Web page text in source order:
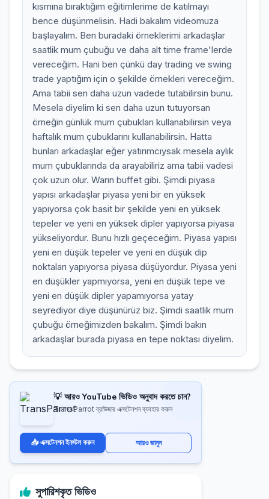
kısmına bıraktığım eğitimlerime de katılmayı
bence düşünmelisin. Hadi bakalım videomuza
başlayalım. Ben buradaki örneklerimi arkadaşlar
saatlik mum çubuğu ve daha alt time frame'lerde
vereceğim. Hani ben çünkü day trading ve swing
trade yaptığım için o şekilde örnekleri vereceğim.
Ama tabii sen daha uzun vadede tutabilirsin bunu.
Mesela diyelim ki sen daha uzun tutuyorsan
örneğin günlük mum çubukları kullanabilirsin veya
haftalık mum çubuklarını kullanabilirsin. Hatta
bunları arkadaşlar eğer yatırımcıysak mesela aylık
mum çubuklarında da arayabiliriz ama tabii vadesi
çok uzun olur. Warın buffet gibi. Şimdi piyasa
yapısı arkadaşlar piyasa yeni bir en yüksek
yapıyorsa çok basit bir şekilde yeni en yüksek
tepeler ve yeni en yüksek dipler yapıyorsa piyasa
yükseliyordur. Bunu hızlı geçeceğim. Piyasa yapısı
yeni en düşük tepeler ve yeni en düşük dip
noktaları yapıyorsa piyasa düşüyordur. Piyasa yeni
en düşükler yapmıyorsa, yeni en düşük tepe ve
yeni en düşük dipler yapamıyorsa yatay
seyrediyor diye düşünürüz biz. Şimdi saatlik mum
çubuğu örneğimizden bakalım. Şimdi bakın
arkadaşlar burada piyasa en tepe noktası diyelim.
💡 আরও YouTube ভিডিও অনুবাদ করতে চান?
TransParrot ব্রাউজার এক্সটেনশন ব্যবহার করুন
📥 এক্সটেনশন ইনস্টল করুন আরও জানুন
সুপারিশকৃত ভিডিও